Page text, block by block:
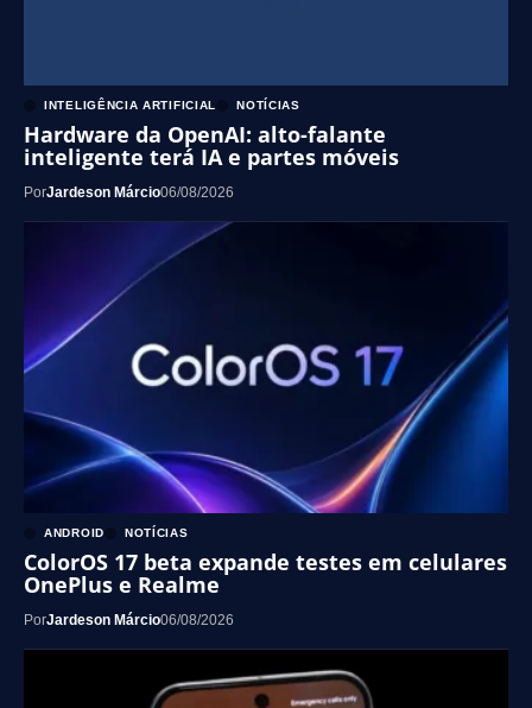
INTELIGÊNCIA ARTIFICIAL NOTÍCIAS
Hardware da OpenAI: alto-falante
inteligente terá IA e partes móveis
PorJardeson Márcio06/08/2026
ANDROID NOTÍCIAS
ColorOS 17 beta expande testes em celulares
OnePlus e Realme
PorJardeson Márcio06/08/2026